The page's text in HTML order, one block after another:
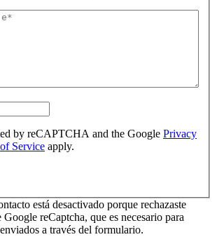
by reCAPTCHA and the Google Privacy
Service apply.
está desactivado porque rechazaste
reCaptcha, que es necesario para
a través del formulario.